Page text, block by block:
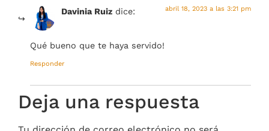
Davinia Ruiz dice: abril 18, 2023 a las 3:21 pm
Qué bueno que te haya servido!
Responder
Deja una respuesta